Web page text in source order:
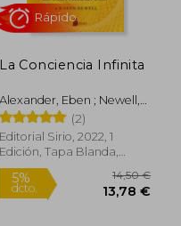
La Conciencia Infinita
Alexander, Eben ; Newell,
Karen
(2)
Editorial Sirio, 2022, 1
Edición, Tapa Blanda,
Nuevo